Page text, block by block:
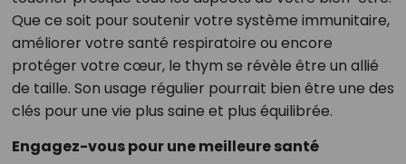
Que ce soit pour soutenir votre système immunitaire,
améliorer votre santé respiratoire ou encore
protéger votre cœur, le thym se révèle être un allié
de taille. Son usage régulier pourrait bien être une des
clés pour une vie plus saine et plus équilibrée.
Engagez-vous pour une meilleure santé